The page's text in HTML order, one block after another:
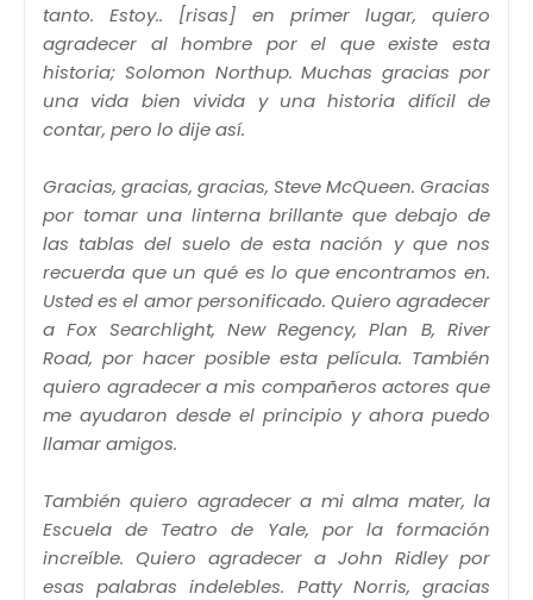
tanto. Estoy.. [risas] en primer lugar, quiero
agradecer al hombre por el que existe esta
historia; Solomon Northup. Muchas gracias por
una vida bien vivida y una historia difícil de
contar, pero lo dije así.
Gracias, gracias, gracias, Steve McQueen. Gracias
por tomar una linterna brillante que debajo de
las tablas del suelo de esta nación y que nos
recuerda que un qué es lo que encontramos en.
Usted es el amor personificado. Quiero agradecer
a Fox Searchlight, New Regency, Plan B, River
Road, por hacer posible esta película. También
quiero agradecer a mis compañeros actores que
me ayudaron desde el principio y ahora puedo
llamar amigos.
También quiero agradecer a mi alma mater, la
Escuela de Teatro de Yale, por la formación
increíble. Quiero agradecer a John Ridley por
esas palabras indelebles. Patty Norris, gracias